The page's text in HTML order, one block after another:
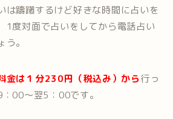
は躊躇するけど好きな時間に占いを
1度対面で占いをしてから電話占い
。
金は１分230円（税込み）から行っ
00～翌5：00です。